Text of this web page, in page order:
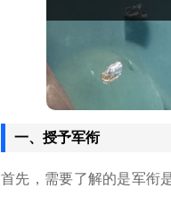
一、授予军衔
首先，需要了解的是军衔